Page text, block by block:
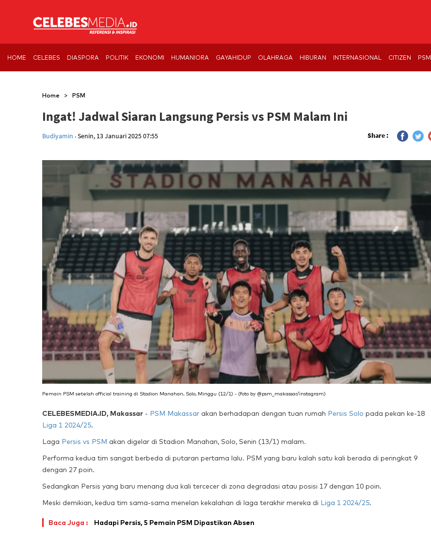
HOME CELEBES DIASPORA POLITIK EKONOMI HUMANIORA GAYAHIDUP OLAHRAGA HIBURAN INTERNASIONAL CITIZEN PSM
Home > PSM
Ingat! Jadwal Siaran Langsung Persis vs PSM Malam Ini
Budiyamin .Senin, 13 Januari 2025 07:55 Share :
Pemain PSM setelah official training di Stadion Manahan, Solo, Minggu (12/1) - (foto by @psm_makassar/instagram)
CELEBESMEDIA.ID, Makassar - PSM Makassar akan berhadapan dengan tuan rumah Persis Solo pada pekan ke-18
Liga 1 2024/25.
Laga Persis vs PSM akan digelar di Stadion Manahan, Solo, Senin (13/1) malam.
Performa kedua tim sangat berbeda di putaran pertama lalu. PSM yang baru kalah satu kali berada di peringkat 9
dengan 27 poin.
Sedangkan Persis yang baru menang dua kali tercecer di zona degradasi atau posisi 17 dengan 10 poin.
Meski demikian, kedua tim sama-sama menelan kekalahan di laga terakhir mereka di Liga 1 2024/25.
Baca Juga : Hadapi Persis, 5 Pemain PSM Dipastikan Absen